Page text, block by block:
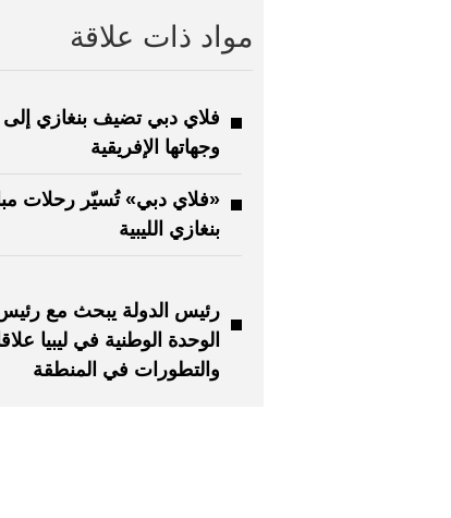
مواد ذات علاقة
فلاي دبي تضيف بنغازي
وجهاتها الإفريقية
«فلاي دبي» تُسيّر رحلات
بنغازي الليبية
رئيس الدولة يبحث مع
الوحدة الوطنية في ليبيا
والتطورات في المنطقة